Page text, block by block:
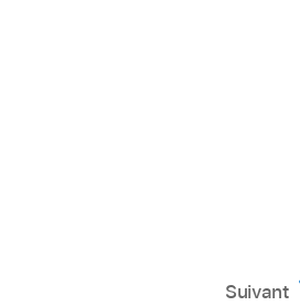
Suivant